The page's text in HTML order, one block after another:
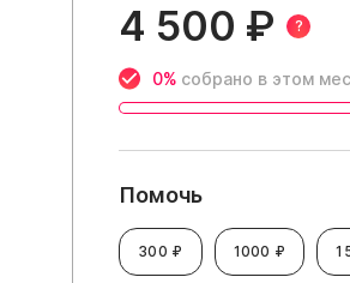
4 500 ₽ ?
0% собрано в этом
Помочь
300 ₽ 1000 ₽